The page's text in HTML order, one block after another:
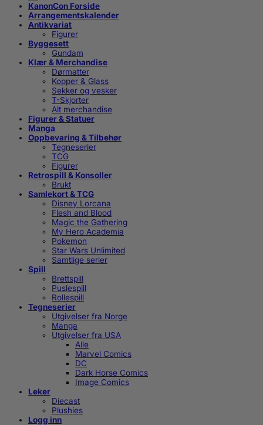
KanonCon Forside
Arrangementskalender
Antikvariat
Figurer
Byggesett
Gundam
Klær & Merchandise
Dørmatter
Kopper & Glass
Sekker og vesker
T-Skjorter
Alt merchandise
Figurer & Statuer
Manga
Oppbevaring & Tilbehør
Tegneserier
TCG
Figurer
Retrospill & Konsoller
Brukt
Samlekort & TCG
Disney Lorcana
Flesh and Blood
Magic the Gathering
My Hero Academia
Pokemon
Star Wars Unlimited
Samtlige serier
Spill
Brettspill
Puslespill
Rollespill
Tegneserier
Utgivelser fra Norge
Manga
Utgivelser fra USA
Alle
Marvel Comics
DC
Dark Horse Comics
Image Comics
Leker
Diecast
Plushies
Logg inn